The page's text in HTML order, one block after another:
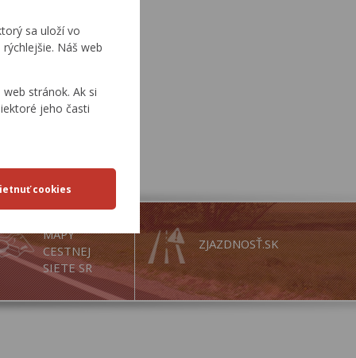
sa uloží vo
Náš web
stránok. Ak si
jeho časti
MAPY
CESTNEJ
SIETE SR
ZJAZDNOSŤ.SK